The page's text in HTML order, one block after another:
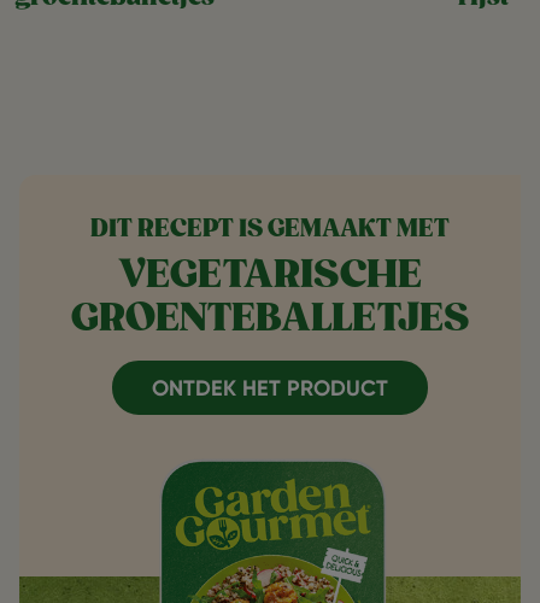
DIT RECEPT IS GEMAAKT MET
VEGETARISCHE
GROENTEBALLETJES
ONTDEK HET PRODUCT